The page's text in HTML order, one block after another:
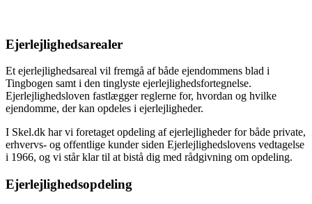
Ejerlejlighedsarealer
Et ejerlejlighedsareal vil fremgå af både ejendommens blad i
Tingbogen samt i den tinglyste ejerlejlighedsfortegnelse.
Ejerlejlighedsloven fastlægger reglerne for, hvordan og hvilke
ejendomme, der kan opdeles i ejerlejligheder.
I Skel.dk har vi foretaget opdeling af ejerlejligheder for både private,
erhvervs- og offentlige kunder siden Ejerlejlighedslovens vedtagelse
i 1966, og vi står klar til at bistå dig med rådgivning om opdeling.
Ejerlejlighedsopdeling